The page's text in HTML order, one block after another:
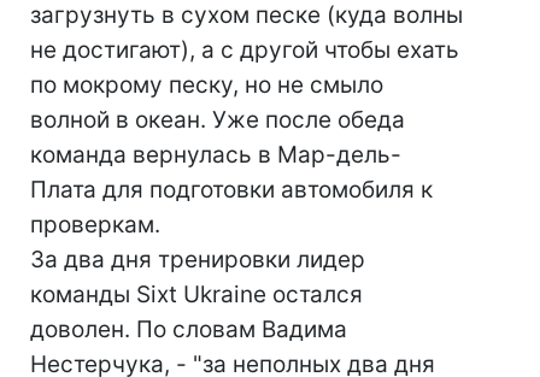
загрузнуть в сухом песке (куда волны
не достигают), а с другой чтобы ехать
по мокрому песку, но не смыло
волной в океан. Уже после обеда
команда вернулась в Мар-дель-
Плата для подготовки автомобиля к
проверкам.
За два дня тренировки лидер
команды Sixt Ukraine остался
доволен. По словам Вадима
Нестерчука, - "за неполных два дня